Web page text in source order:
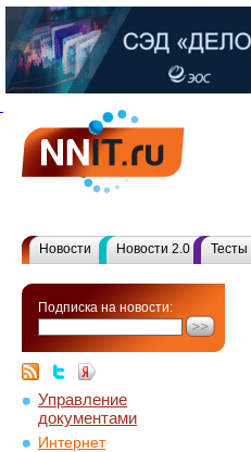
Новости Новости 2.0 Тесты
Подписка на новости:
Управление
документами
Интернет